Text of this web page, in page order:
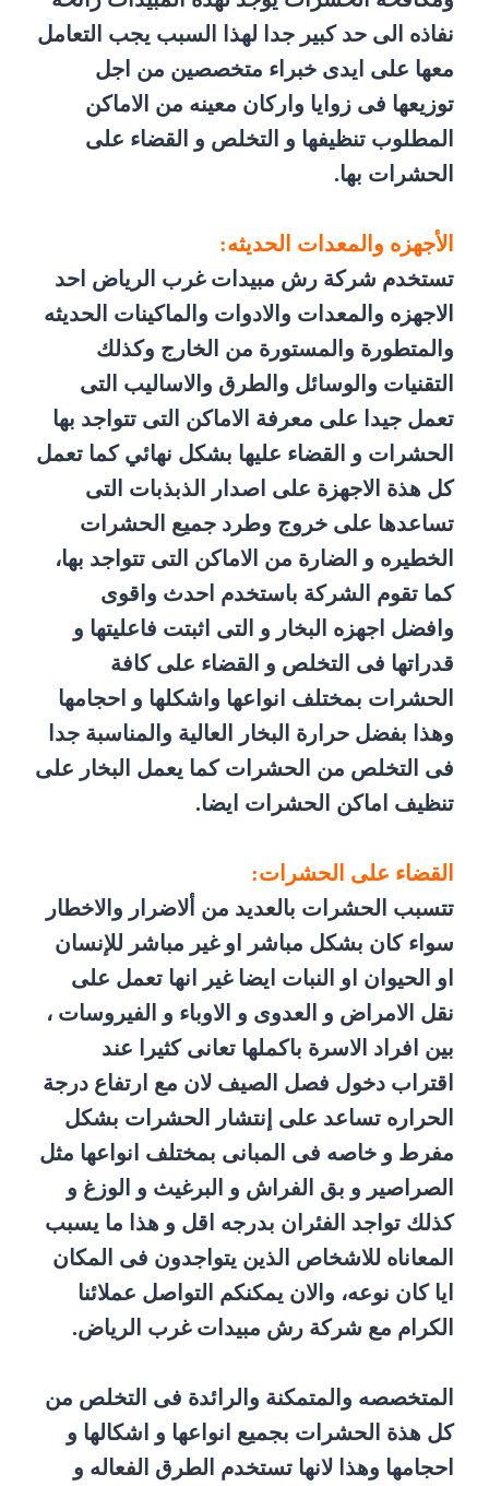
نفاذه الى حد كبير جدا لهذا السبب يجب التعامل
معها على ايدى خبراء متخصصين من اجل
توزيعها فى زوايا واركان معينه من الاماكن
المطلوب تنظيفها و التخلص و القضاء على
الحشرات بها.
الأجهزه والمعدات الحديثه:
تستخدم شركة رش مبيدات غرب الرياض احد
الاجهزه والمعدات والادوات والماكينات الحديثه
والمتطورة والمستورة من الخارج وكذلك
التقنيات والوسائل والطرق والاساليب التى
تعمل جيدا على معرفة الاماكن التى تتواجد بها
الحشرات و القضاء عليها بشكل نهائي كما تعمل
كل هذة الاجهزة على اصدار الذبذبات التى
تساعدها على خروج وطرد جميع الحشرات
الخطيره و الضارة من الاماكن التى تتواجد بها،
كما تقوم الشركة باستخدم احدث واقوى
وافضل اجهزه البخار و التى اثبتت فاعليتها و
قدراتها فى التخلص و القضاء على كافة
الحشرات بمختلف انواعها واشكلها و احجامها
وهذا بفضل حرارة البخار العالية والمناسبة جدا
فى التخلص من الحشرات كما يعمل البخار على
تنظيف اماكن الحشرات ايضا.
القضاء على الحشرات:
تتسبب الحشرات بالعديد من ألاضرار والاخطار
سواء كان بشكل مباشر او غير مباشر للإنسان
او الحيوان او النبات ايضا غير انها تعمل على
نقل الامراض و العدوى و الاوباء و الفيروسات ،
بين افراد الاسرة باكملها تعانى كثيرا عند
اقتراب دخول فصل الصيف لان مع ارتفاع درجة
الحراره تساعد على إنتشار الحشرات بشكل
مفرط و خاصه فى المبانى بمختلف انواعها مثل
الصراصير و بق الفراش و البرغيث و الوزغ و
كذلك تواجد الفئران بدرجه اقل و هذا ما يسبب
المعاناه للاشخاص الذين يتواجدون فى المكان
ايا كان نوعه، والان يمكنكم التواصل عملائنا
الكرام مع شركة رش مبيدات غرب الرياض.
المتخصصه والمتمكنة والرائدة فى التخلص من
كل هذة الحشرات بجميع انواعها و اشكالها و
احجامها وهذا لانها تستخدم الطرق الفعاله و